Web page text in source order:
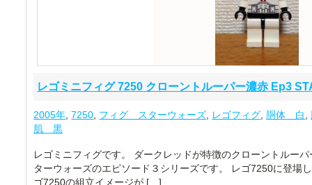
レゴミニフィグ 7250 クローントルーパー濃赤 Ep3
2005年 ,7250 フィグ スターウォーズ レゴフィグ 胴体 白
肌 黒
レゴミニフィグです。 ダークレッドが特徴のクローントルー
ターウォーズのエピソード３シリーズです。 レゴ7250に登場
ゴ7250の組立イメージが […]